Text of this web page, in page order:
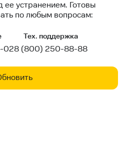
устранением. Готовы
по любым вопросам:
02
Тех. поддержка
8 (800) 250-88-88